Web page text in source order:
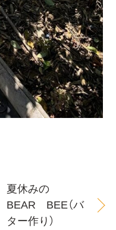
夏休みの
BEAR BEE（バ
ター作り）